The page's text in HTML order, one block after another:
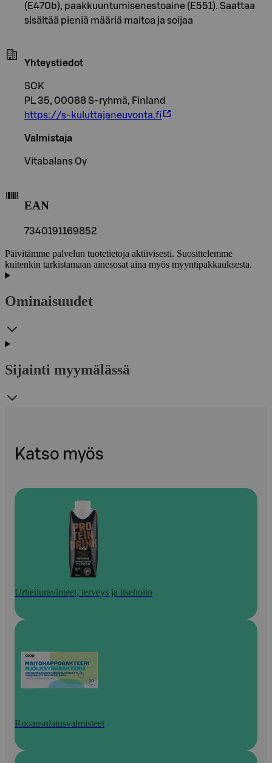
(E470b), paakkuuntumisenestoaine (E551). Saattaa
sisältää pieniä määriä maitoa ja soijaa
Yhteystiedot
SOK
PL 35, 00088 S-ryhmä, Finland
https://s-kuluttajaneuvonta.fi
Valmistaja
Vitabalans Oy
EAN
7340191169852
Päivitämme palvelun tuotetietoja aktiivisesti. Suosittelemme
kuitenkin tarkistamaan ainesosat aina myös myyntipakkauksesta.
Ominaisuudet
Sijainti myymälässä
Katso myös
Urheiluravinteet, terveys ja itsehoito
Ruoansulatusvalmisteet